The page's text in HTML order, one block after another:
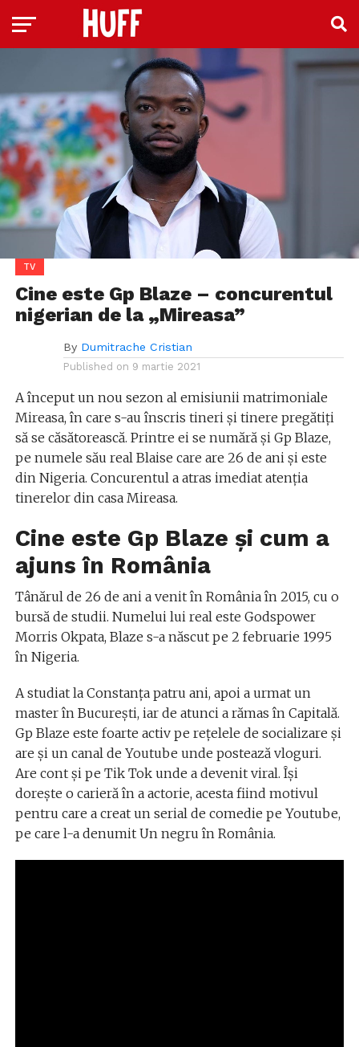
TV
Cine este Gp Blaze – concurentul
nigerian de la „Mireasa”
By Dumitrache Cristian
Published on 9 martie 2021
A început un nou sezon al emisiunii matrimoniale
Mireasa, în care s-au înscris tineri și tinere pregătiți
să se căsătorească. Printre ei se numără și Gp Blaze,
pe numele său real Blaise care are 26 de ani și este
din Nigeria. Concurentul a atras imediat atenția
tinerelor din casa Mireasa.
Cine este Gp Blaze și cum a
ajuns în România
Tânărul de 26 de ani a venit în România în 2015, cu o
bursă de studii. Numelui lui real este Godspower
Morris Okpata, Blaze s-a născut pe 2 februarie 1995
în Nigeria.
A studiat la Constanța patru ani, apoi a urmat un
master în București, iar de atunci a rămas în Capitală.
Gp Blaze este foarte activ pe rețelele de socializare și
are și un canal de Youtube unde postează vloguri.
Are cont și pe Tik Tok unde a devenit viral. Își
dorește o carieră în a actorie, acesta fiind motivul
pentru care a creat un serial de comedie pe Youtube,
pe care l-a denumit Un negru în România.